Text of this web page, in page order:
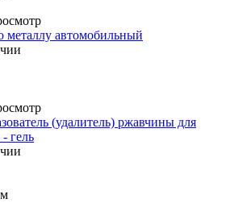
металлу автомобильный
(удалитель) ржавчины для
гель